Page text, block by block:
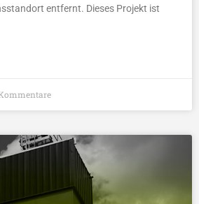
entfernt. Dieses Projekt ist